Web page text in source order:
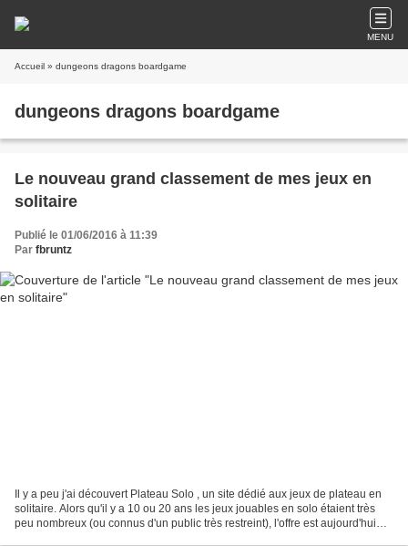
MENU
Accueil » dungeons dragons boardgame
dungeons dragons boardgame
Le nouveau grand classement de mes jeux en
solitaire
Publié le 01/06/2016 à 11:39
Par fbruntz
Il y a peu j'ai découvert Plateau Solo , un site dédié aux jeux de plateau en
solitaire. Alors qu'il y a 10 ou 20 ans les jeux jouables en solo étaient très
peu nombreux (ou connus d'un public très restreint), l'offre est aujourd'hui